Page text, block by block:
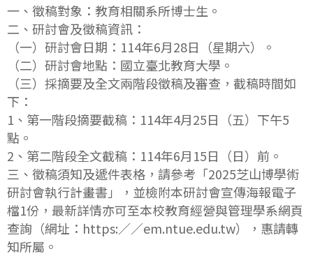
一、徵稿對象：教育相關系所博士生。
二、研討會及徵稿資訊：
（一）研討會日期：114年6月28日（星期六）。
（二）研討會地點：國立臺北教育大學。
（三）採摘要及全文兩階段徵稿及審查，截稿時間如
下：
1、第一階段摘要截稿：114年4月25日（五）下午5
點。
2、第二階段全文截稿：114年6月15日（日）前。
三、徵稿須知及遞件表格，請參考「2025芝山博學術
研討會執行計畫書」，並檢附本研討會宣傳海報電子
檔1份，最新詳情亦可至本校教育經營與管理學系網頁
查詢（網址：https:／／em.ntue.edu.tw），惠請轉
知所屬。